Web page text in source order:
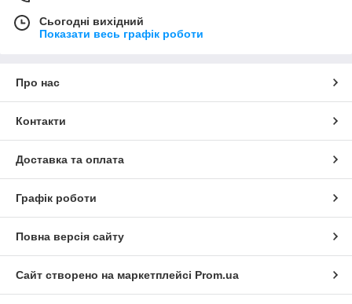
Сьогодні вихідний
Показати весь графік роботи
Про нас
Контакти
Доставка та оплата
Графік роботи
Повна версія сайту
Сайт створено на маркетплейсі Prom.ua